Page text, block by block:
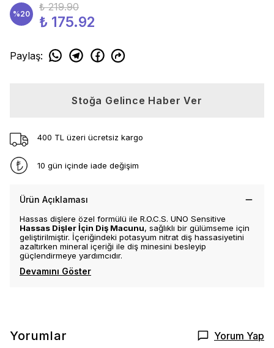
%20
₺ 219.90
₺ 175.92
Paylaş:
Stoğa Gelince Haber Ver
400 TL üzeri ücretsiz kargo
10 gün içinde iade değişim
Ürün Açıklaması
Hassas dişlere özel formülü ile R.O.C.S. UNO Sensitive
Hassas Dişler İçin Diş Macunu, sağlıklı bir gülümseme için
geliştirilmiştir. İçeriğindeki potasyum nitrat diş hassasiyetini
azaltırken mineral içeriği ile diş minesini besleyip
güçlendirmeye yardımcıdır.
Devamını Göster
Yorumlar Yorum Yap